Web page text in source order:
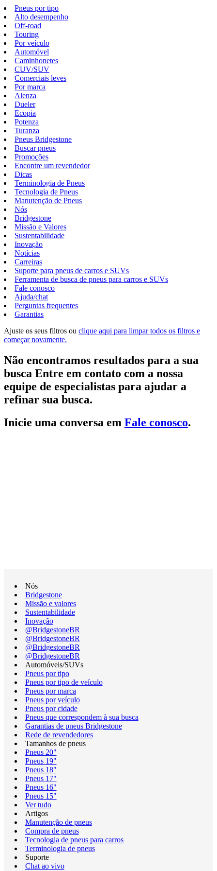
Pneus por tipo
Alto desempenho
Off-road
Touring
Por veículo
Automóvel
Caminhonetes
CUV/SUV
Comerciais leves
Por marca
Alenza
Dueler
Ecopia
Potenza
Turanza
Pneus Bridgestone
Buscar pneus
Promoções
Encontre um revendedor
Dicas
Terminologia de Pneus
Tecnologia de Pneus
Manutenção de Pneus
Nós
Bridgestone
Missão e Valores
Sustentabilidade
Inovação
Notícias
Carreiras
Suporte para pneus de carros e SUVs
Ferramenta de busca de pneus para carros e SUVs
Fale conosco
Ajuda/chat
Perguntas frequentes
Garantias
Ajuste os seus filtros ou clique aqui para limpar todos os filtros e
começar novamente.
Não encontramos resultados para a sua
busca Entre em contato com a nossa
equipe de especialistas para ajudar a
refinar sua busca.
Inicie uma conversa em Fale conosco.
Nós
Bridgestone
Missão e valores
Sustentabilidade
Inovação
@BridgestoneBR
@BridgestoneBR
@BridgestoneBR
@BridgestoneBR
Automóveis/SUVs
Pneus por tipo
Pneus por tipo de veículo
Pneus por marca
Pneus por veículo
Pneus por cidade
Pneus que correspondem à sua busca
Garantias de pneus Bridgestone
Rede de revendedores
Tamanhos de pneus
Pneus 20"
Pneus 19"
Pneus 18"
Pneus 17"
Pneus 16"
Pneus 15"
Ver tudo
Artigos
Manutenção de pneus
Compra de pneus
Tecnologia de pneus para carros
Terminologia de pneus
Suporte
Chat ao vivo